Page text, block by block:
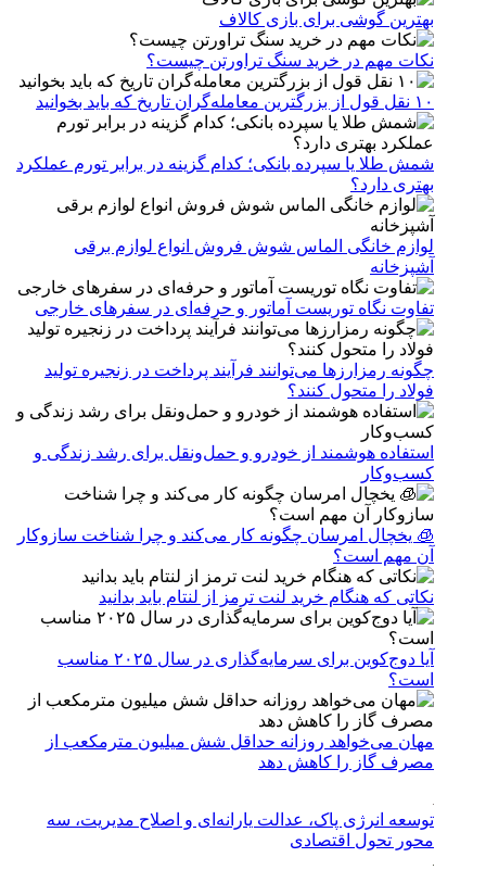
بهترین گوشی برای بازی کالاف
نکات مهم در خرید سنگ تراورتن چیست؟
۱۰ نقل قول از بزرگترین معامله‌گران تاریخ که باید بخوانید
شمش طلا یا سپرده بانکی؛ کدام گزینه در برابر تورم عملکرد
بهتری دارد؟
لوازم خانگی الماس شوش فروش انواع لوازم برقی
آشپزخانه
تفاوت نگاه توریست آماتور و حرفه‌ای در سفرهای خارجی
چگونه رمزارزها می‌توانند فرآیند پرداخت در زنجیره تولید
فولاد را متحول کنند؟
استفاده هوشمند از خودرو و حمل‌ونقل برای رشد زندگی و
کسب‌وکار
🧊 یخچال امرسان چگونه کار می‌کند و چرا شناخت سازوکار
آن مهم است؟
نکاتی که هنگام خرید لنت ترمز از لنتام باید بدانید
آیا دوج‌کوین برای سرمایه‌گذاری در سال ۲۰۲۵ مناسب
است؟
مهان می‌خواهد روزانه حداقل شش میلیون مترمکعب از
مصرف گاز را کاهش دهد
توسعه انرژی پاک، عدالت یارانه‌ای و اصلاح مدیریت، سه
محور تحول اقتصادی